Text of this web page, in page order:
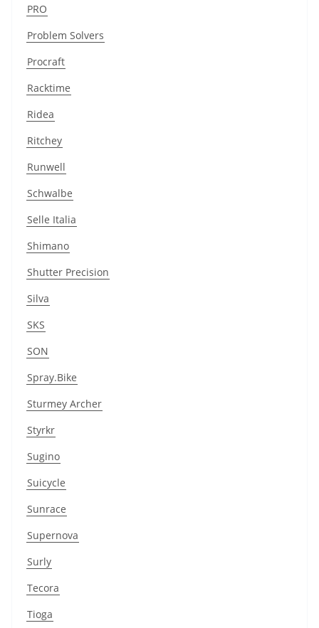
PRO
Problem Solvers
Procraft
Racktime
Ridea
Ritchey
Runwell
Schwalbe
Selle Italia
Shimano
Shutter Precision
Silva
SKS
SON
Spray.Bike
Sturmey Archer
Styrkr
Sugino
Suicycle
Sunrace
Supernova
Surly
Tecora
Tioga